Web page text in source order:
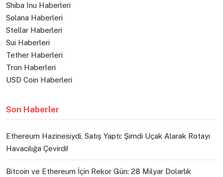
Shiba Inu Haberleri
Solana Haberleri
Stellar Haberleri
Sui Haberleri
Tether Haberleri
Tron Haberleri
USD Coin Haberleri
Son Haberler
Ethereum Hazinesiydi, Satış Yaptı: Şimdi Uçak Alarak Rotayı
Havacılığa Çevirdi!
Bitcoin ve Ethereum İçin Rekor Gün: 28 Milyar Dolarlık